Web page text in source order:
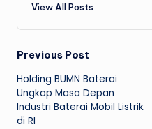
View All Posts
Post
navigation
Previous Post
Holding BUMN Baterai
Ungkap Masa Depan
Industri Baterai Mobil Listrik
di RI